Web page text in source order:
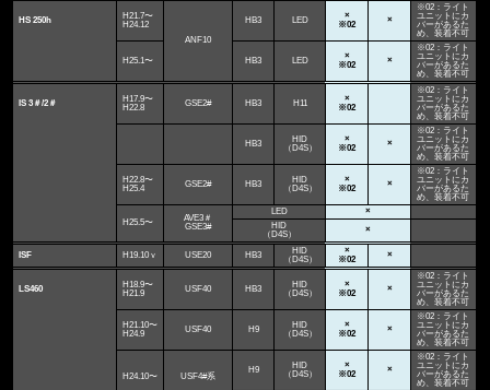
HS 250h
H21.7〜
H24.12
ANF10
HB3 LED
×
※02
×
※02：ライト
ユニットにカ
バーがあるた
め、装着不可
H25.1〜 HB3 LED
×
※02
×
※02：ライト
ユニットにカ
バーがあるた
め、装着不可
IS 3＃/2＃
H17.9〜
H22.8
GSE2# HB3 H11
×
※02
※02：ライト
ユニットにカ
バーがあるた
め、装着不可
HB3
HID
（D4S）
×
※02
×
※02：ライト
ユニットにカ
バーがあるた
め、装着不可
H22.8〜
H25.4
GSE2# HB3
HID
（D4S）
×
※02
×
※02：ライト
ユニットにカ
バーがあるた
め、装着不可
H25.5〜
AVE3＃
GSE3#
LED
×
HID
（D4S）
×
ISF H19.10ｖ USE20 HB3
HID
（D4S）
×
※02
×
LS460
H18.9〜
H21.9
USF40 HB3
HID
（D4S）
×
※02
×
※02：ライト
ユニットにカ
バーがあるた
め、装着不可
H21.10〜
H24.9
USF40 H9
HID
（D4S）
×
※02
×
※02：ライト
ユニットにカ
バーがあるた
め、装着不可
H24.10〜 USF4#系
H9
HID
（D4S）
×
※02
×
※02：ライト
ユニットにカ
バーがあるた
め、装着不可